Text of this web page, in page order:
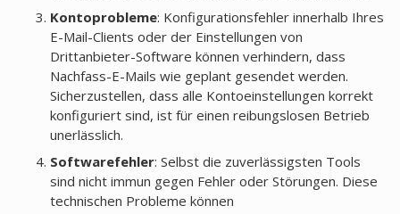
Kontoprobleme: Konfigurationsfehler innerhalb Ihres
E-Mail-Clients oder der Einstellungen von
Drittanbieter-Software können verhindern, dass
Nachfass-E-Mails wie geplant gesendet werden.
Sicherzustellen, dass alle Kontoeinstellungen korrekt
konfiguriert sind, ist für einen reibungslosen Betrieb
unerlässlich.
Softwarefehler: Selbst die zuverlässigsten Tools
sind nicht immun gegen Fehler oder Störungen. Diese
technischen Probleme können